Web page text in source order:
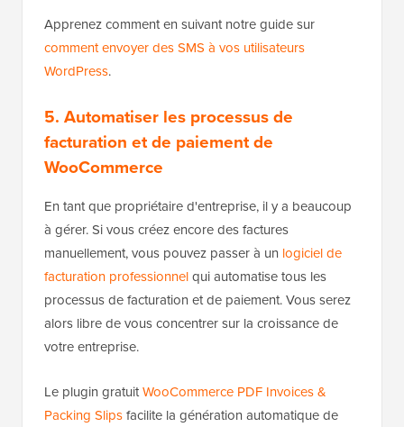
Apprenez comment en suivant notre guide sur
comment envoyer des SMS à vos utilisateurs
WordPress.
5. Automatiser les processus de
facturation et de paiement de
WooCommerce
En tant que propriétaire d'entreprise, il y a beaucoup
à gérer. Si vous créez encore des factures
manuellement, vous pouvez passer à un logiciel de
facturation professionnelqui automatise tous les
processus de facturation et de paiement. Vous serez
alors libre de vous concentrer sur la croissance de
votre entreprise.
Le plugin gratuitWooCommerce PDF Invoices &
Packing Slipsfacilite la génération automatique de